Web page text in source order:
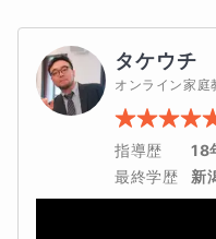
１、２、３月はバタバタ。
中学3年生は【高校入試
受験直前対策や春季講
です。また、教材につ
に指導をしてもらいた
その参考書や問題集を
です。
ちらが一方的に無理難
せん。いつでもご相談
タケウチ
オンライン家庭
指導歴
18
最終学歴
新